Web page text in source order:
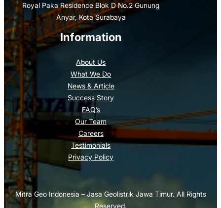
Information
About Us
What We Do
News & Article
Success Story
FAQ’s
Our Team
Careers
Testimonials
Privacy Policy
Royal Paka Residence Blok D No.2 Gunung
Anyar, Kota Surabaya
Mitra Geo Indonesia – Jasa Geolistrik Jawa Timur. All Rights
Reserved.